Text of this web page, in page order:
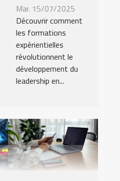
Mar. 15/07/2025
Découvrir comment
les formations
expérientielles
révolutionnent le
développement du
leadership en...